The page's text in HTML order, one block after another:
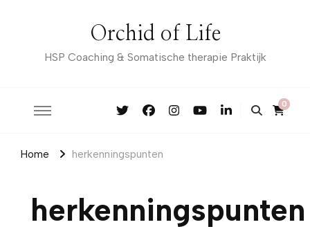
Orchid of Life
HSP Coaching & Somatische therapie Praktijk
0
Home herkenningspunten
herkenningspunten